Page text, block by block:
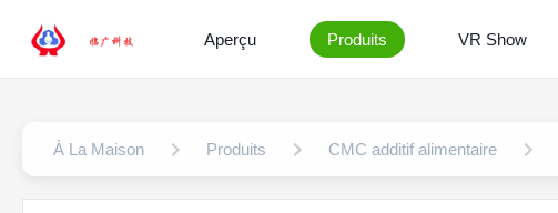
Aperçu Produits VR Show
À La Maison Produits CMC additif alimentaire